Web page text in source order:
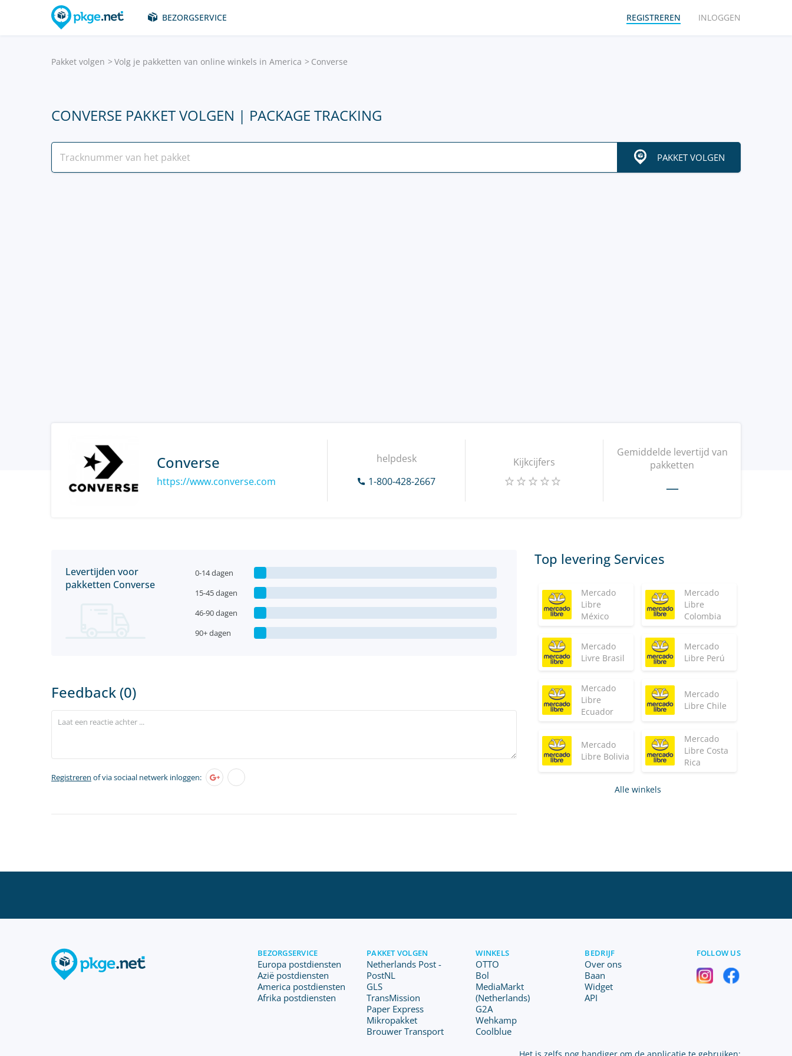
BEZORGSERVICE REGISTREREN INLOGGEN
Pakket volgen Volg je pakketten van online winkels in America Converse
CONVERSE PAKKET VOLGEN | PACKAGE TRACKING
PAKKET VOLGEN
Converse
https://www.converse.com
helpdesk
1-800-428-2667
Kijkcijfers
Gemiddelde levertijd van
pakketten
—
Levertijden voor
pakketten Converse
0-14 dagen
15-45 dagen
46-90 dagen
90+ dagen
Feedback (0)
Registreren of via sociaal netwerk inloggen:
Top levering Services
Mercado
Libre
México
Mercado
Libre
Colombia
Mercado
Livre Brasil
Mercado
Libre Perú
Mercado
Libre
Ecuador
Mercado
Libre Chile
Mercado
Libre Bolivia
Mercado
Libre Costa
Rica
Alle winkels
BEZORGSERVICE
Europa postdiensten
Azië postdiensten
America postdiensten
Afrika postdiensten
PAKKET VOLGEN
Netherlands Post -
PostNL
GLS
TransMission
Paper Express
Mikropakket
Brouwer Transport
WINKELS
OTTO
Bol
MediaMarkt
(Netherlands)
G2A
Wehkamp
Coolblue
BEDRIJF
Over ons
Baan
Widget
API
FOLLOW US